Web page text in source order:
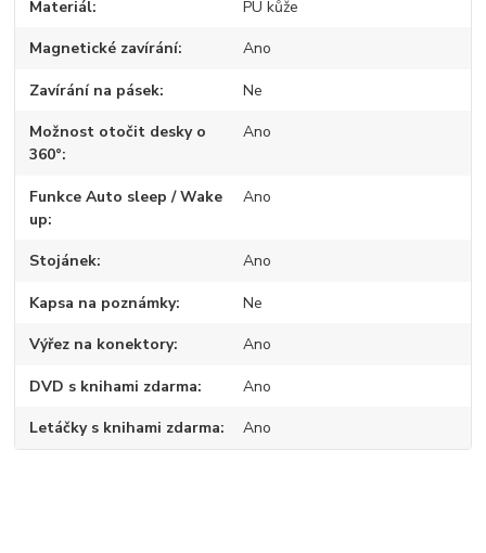
Materiál PU kůže
Magnetické zavírání Ano
Zavírání na pásek Ne
Možnost otočit desky o
360°
Ano
Funkce Auto sleep / Wake
up
Ano
Stojánek Ano
Kapsa na poznámky Ne
Výřez na konektory Ano
DVD s knihami zdarma Ano
Letáčky s knihami zdarma Ano